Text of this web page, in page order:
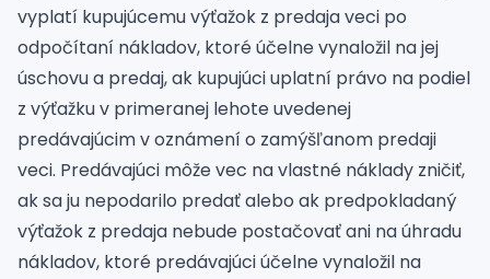
vyplatí kupujúcemu výťažok z predaja veci po
odpočítaní nákladov, ktoré účelne vynaložil na jej
úschovu a predaj, ak kupujúci uplatní právo na podiel
z výťažku v primeranej lehote uvedenej
predávajúcim v oznámení o zamýšľanom predaji
veci. Predávajúci môže vec na vlastné náklady zničiť,
ak sa ju nepodarilo predať alebo ak predpokladaný
výťažok z predaja nebude postačovať ani na úhradu
nákladov, ktoré predávajúci účelne vynaložil na